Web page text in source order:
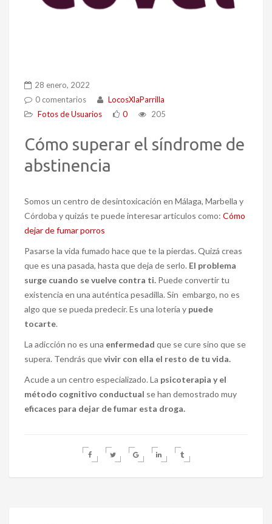
28 enero, 2022
0 comentarios
LocosXlaParrilla
Fotos de Usuarios
0 205
Cómo superar el síndrome de
abstinencia
Somos un centro de desintoxicación en Málaga, Marbella y
Córdoba y quizás te puede interesar articulos como: Cómo
dejar de fumar porros
Pasarse la vida fumado hace que te la pierdas. Quizá creas
que es una pasada, hasta que deja de serlo. El problema
surge cuando se vuelve contra ti. Puede convertir tu
existencia en una auténtica pesadilla. Sin embargo, no es
algo que se pueda predecir. Es una lotería y puede
tocarte.
La adicción no es una enfermedad que se cure sino que se
supera. Tendrás quevivir con ella el resto de tu vida.
Acude a un centro especializado. La psicoterapia y el
método cognitivo conductual se han demostrado muy
eficaces para dejar de fumar esta droga.